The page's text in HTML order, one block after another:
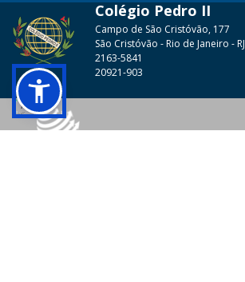
Colégio Pedro II
Campo de São Cristóvão, 177
São Cristóvão - Rio de Janeiro - RJ
2163-5841
20921-903